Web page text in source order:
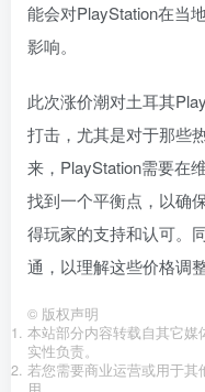
能会对PlayStation在当
影响。
此次涨价潮对土耳其
打击，尤其是对于那些
来，PlayStation需要在
找到一个平衡点，以确
得玩家的支持和认可。
通，以理解这些价格调
© 版权声明
本站部分内容转载自其它
实性负责。
若您需要商业运营或用于